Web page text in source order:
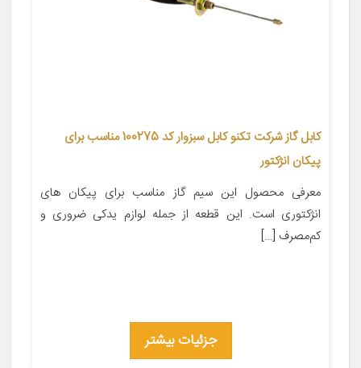
کابل گاز شرکت تکنو کابل سبزوار کد 100275 مناسب برای
پیکان انژکتور
معرفی محصول این سیم گاز مناسب برای پیکان های
انژکتوری است. این قطعه از جمله لوازم یدکی ضروری و
کم‌مصرف […]
جزئیات بیشتر